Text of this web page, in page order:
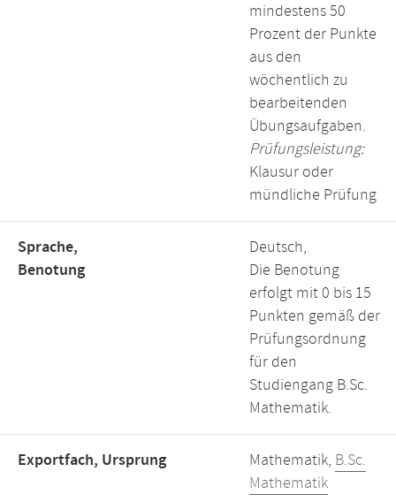
mindestens 50
Prozent der Punkte
aus den
wöchentlich zu
bearbeitenden
Übungsaufgaben.
Prüfungsleistung:
Klausur oder
mündliche Prüfung
Sprache,
Benotung
Deutsch,
Die Benotung
erfolgt mit 0 bis 15
Punkten gemäß der
Prüfungsordnung
für den
Studiengang B.Sc.
Mathematik.
Exportfach, Ursprung Mathematik, B.Sc.
Mathematik